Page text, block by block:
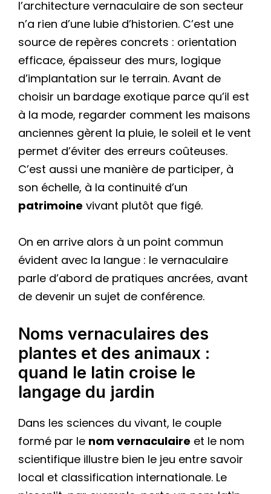
l’architecture vernaculaire de son secteur
n’a rien d’une lubie d’historien. C’est une
source de repères concrets : orientation
efficace, épaisseur des murs, logique
d’implantation sur le terrain. Avant de
choisir un bardage exotique parce qu’il est
à la mode, regarder comment les maisons
anciennes gèrent la pluie, le soleil et le vent
permet d’éviter des erreurs coûteuses.
C’est aussi une manière de participer, à
son échelle, à la continuité d’un
patrimoine vivant plutôt que figé.
On en arrive alors à un point commun
évident avec la langue : le vernaculaire
parle d’abord de pratiques ancrées, avant
de devenir un sujet de conférence.
Noms vernaculaires des
plantes et des animaux :
quand le latin croise le
langage du jardin
Dans les sciences du vivant, le couple
formé par le nom vernaculaire et le nom
scientifique illustre bien le jeu entre savoir
local et classification internationale. Le